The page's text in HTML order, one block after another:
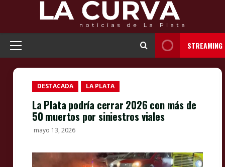
content
Primary
STREAMING
DESTACADA LA PLATA
La Plata podría cerrar 2026 con más de
50 muertos por siniestros viales
mayo 13, 2026